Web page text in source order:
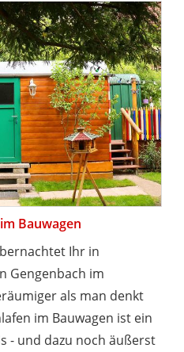
Bauwagen
Ihr in
Gengenbach im
als man denkt
im Bauwagen ist ein
- und dazu noch äußerst